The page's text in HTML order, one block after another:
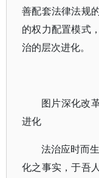
善配套法律法规
的权力配置模式
治的层次进化。
图片深化改
进化
法治应时而
化之事实，于吾